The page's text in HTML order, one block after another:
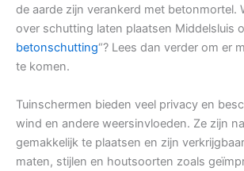
de aarde zijn verankerd met betonmortel.
over schutting laten plaatsen Middelsluis
betonschutting“? Lees dan verder om er
te komen.
Tuinschermen bieden veel privacy en
wind en andere weersinvloeden. Ze zijn
gemakkelijk te plaatsen en zijn
maten, stijlen en houtsoorten zoals